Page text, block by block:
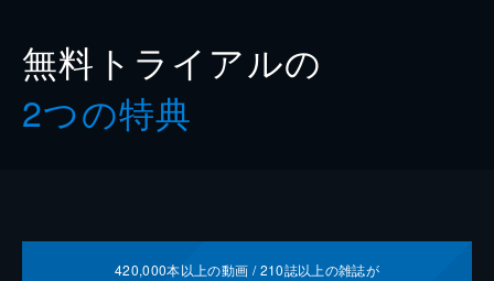
無料トライアルの
2つの特典
420,000本以上の動画 /210誌以上の雑誌が